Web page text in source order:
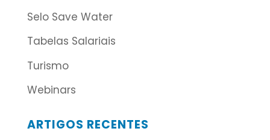
Selo Save Water
Tabelas Salariais
Turismo
Webinars
ARTIGOS RECENTES